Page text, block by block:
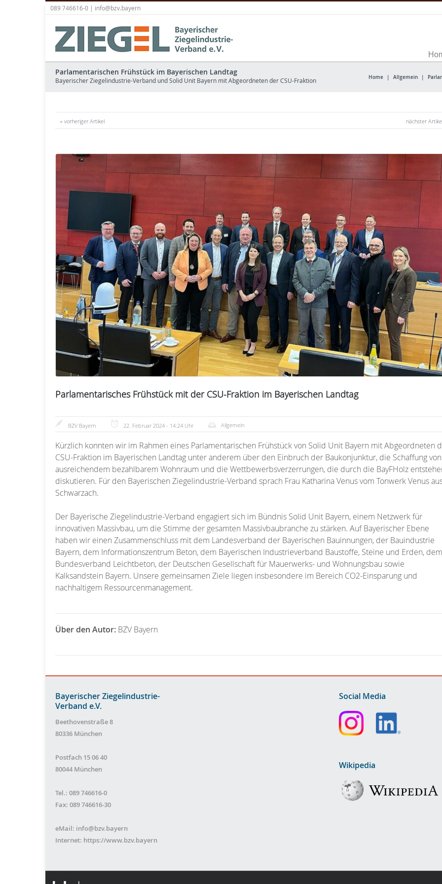
089 746616-0 | info@bzv.bayern
Parlamentarischen Frühstück im Bayerischen Landtag
Bayerischer Ziegelindustrie-Verband und Solid Unit Bayern mit Abgeordneten der CSU-Fraktion Home | Allgemein |
« vorheriger Artikel nächster
Parlamentarisches Frühstück mit der CSU-Fraktion im Bayerischen Landtag
BZV Bayern 22. Februar 2024 - 14:24 Uhr Allgemein
Kürzlich konnten wir im Rahmen eines Parlamentarischen Frühstück von Solid Unit Bayern mit Abgeordneten
CSU-Fraktion im Bayerischen Landtag unter anderem über den Einbruch der Baukonjunktur, die Schaffung von
ausreichendem bezahlbarem Wohnraum und die Wettbewerbsverzerrungen, die durch die BayFHolz
diskutieren. Für den Bayerischen Ziegelindustrie-Verband sprach Frau Katharina Venus vom Tonwerk Venus
Schwarzach.
Der Bayerische Ziegelindustrie-Verband engagiert sich im Bündnis Solid Unit Bayern, einem Netzwerk für
innovativen Massivbau, um die Stimme der gesamten Massivbaubranche zu stärken. Auf Bayerischer Ebene
haben wir einen Zusammenschluss mit dem Landesverband der Bayerischen Bauinnungen, der Bauindustrie
Bayern, dem Informationszentrum Beton, dem Bayerischen Industrieverband Baustoffe, Steine und Erden, dem
Bundesverband Leichtbeton, der Deutschen Gesellschaft für Mauerwerks- und Wohnungsbau sowie
Kalksandstein Bayern. Unsere gemeinsamen Ziele liegen insbesondere im Bereich CO2-Einsparung und
nachhaltigem Ressourcenmanagement.
Über den Autor: BZV Bayern
Bayerischer Ziegelindustrie-
Verband e.V.
Beethovenstraße 8
80336 München
Postfach 15 06 40
80044 München
Tel.: 089 746616-0
Fax: 089 746616-30
eMail: info@bzv.bayern
Internet: https://www.bzv.bayern
Social Media
Wikipedia